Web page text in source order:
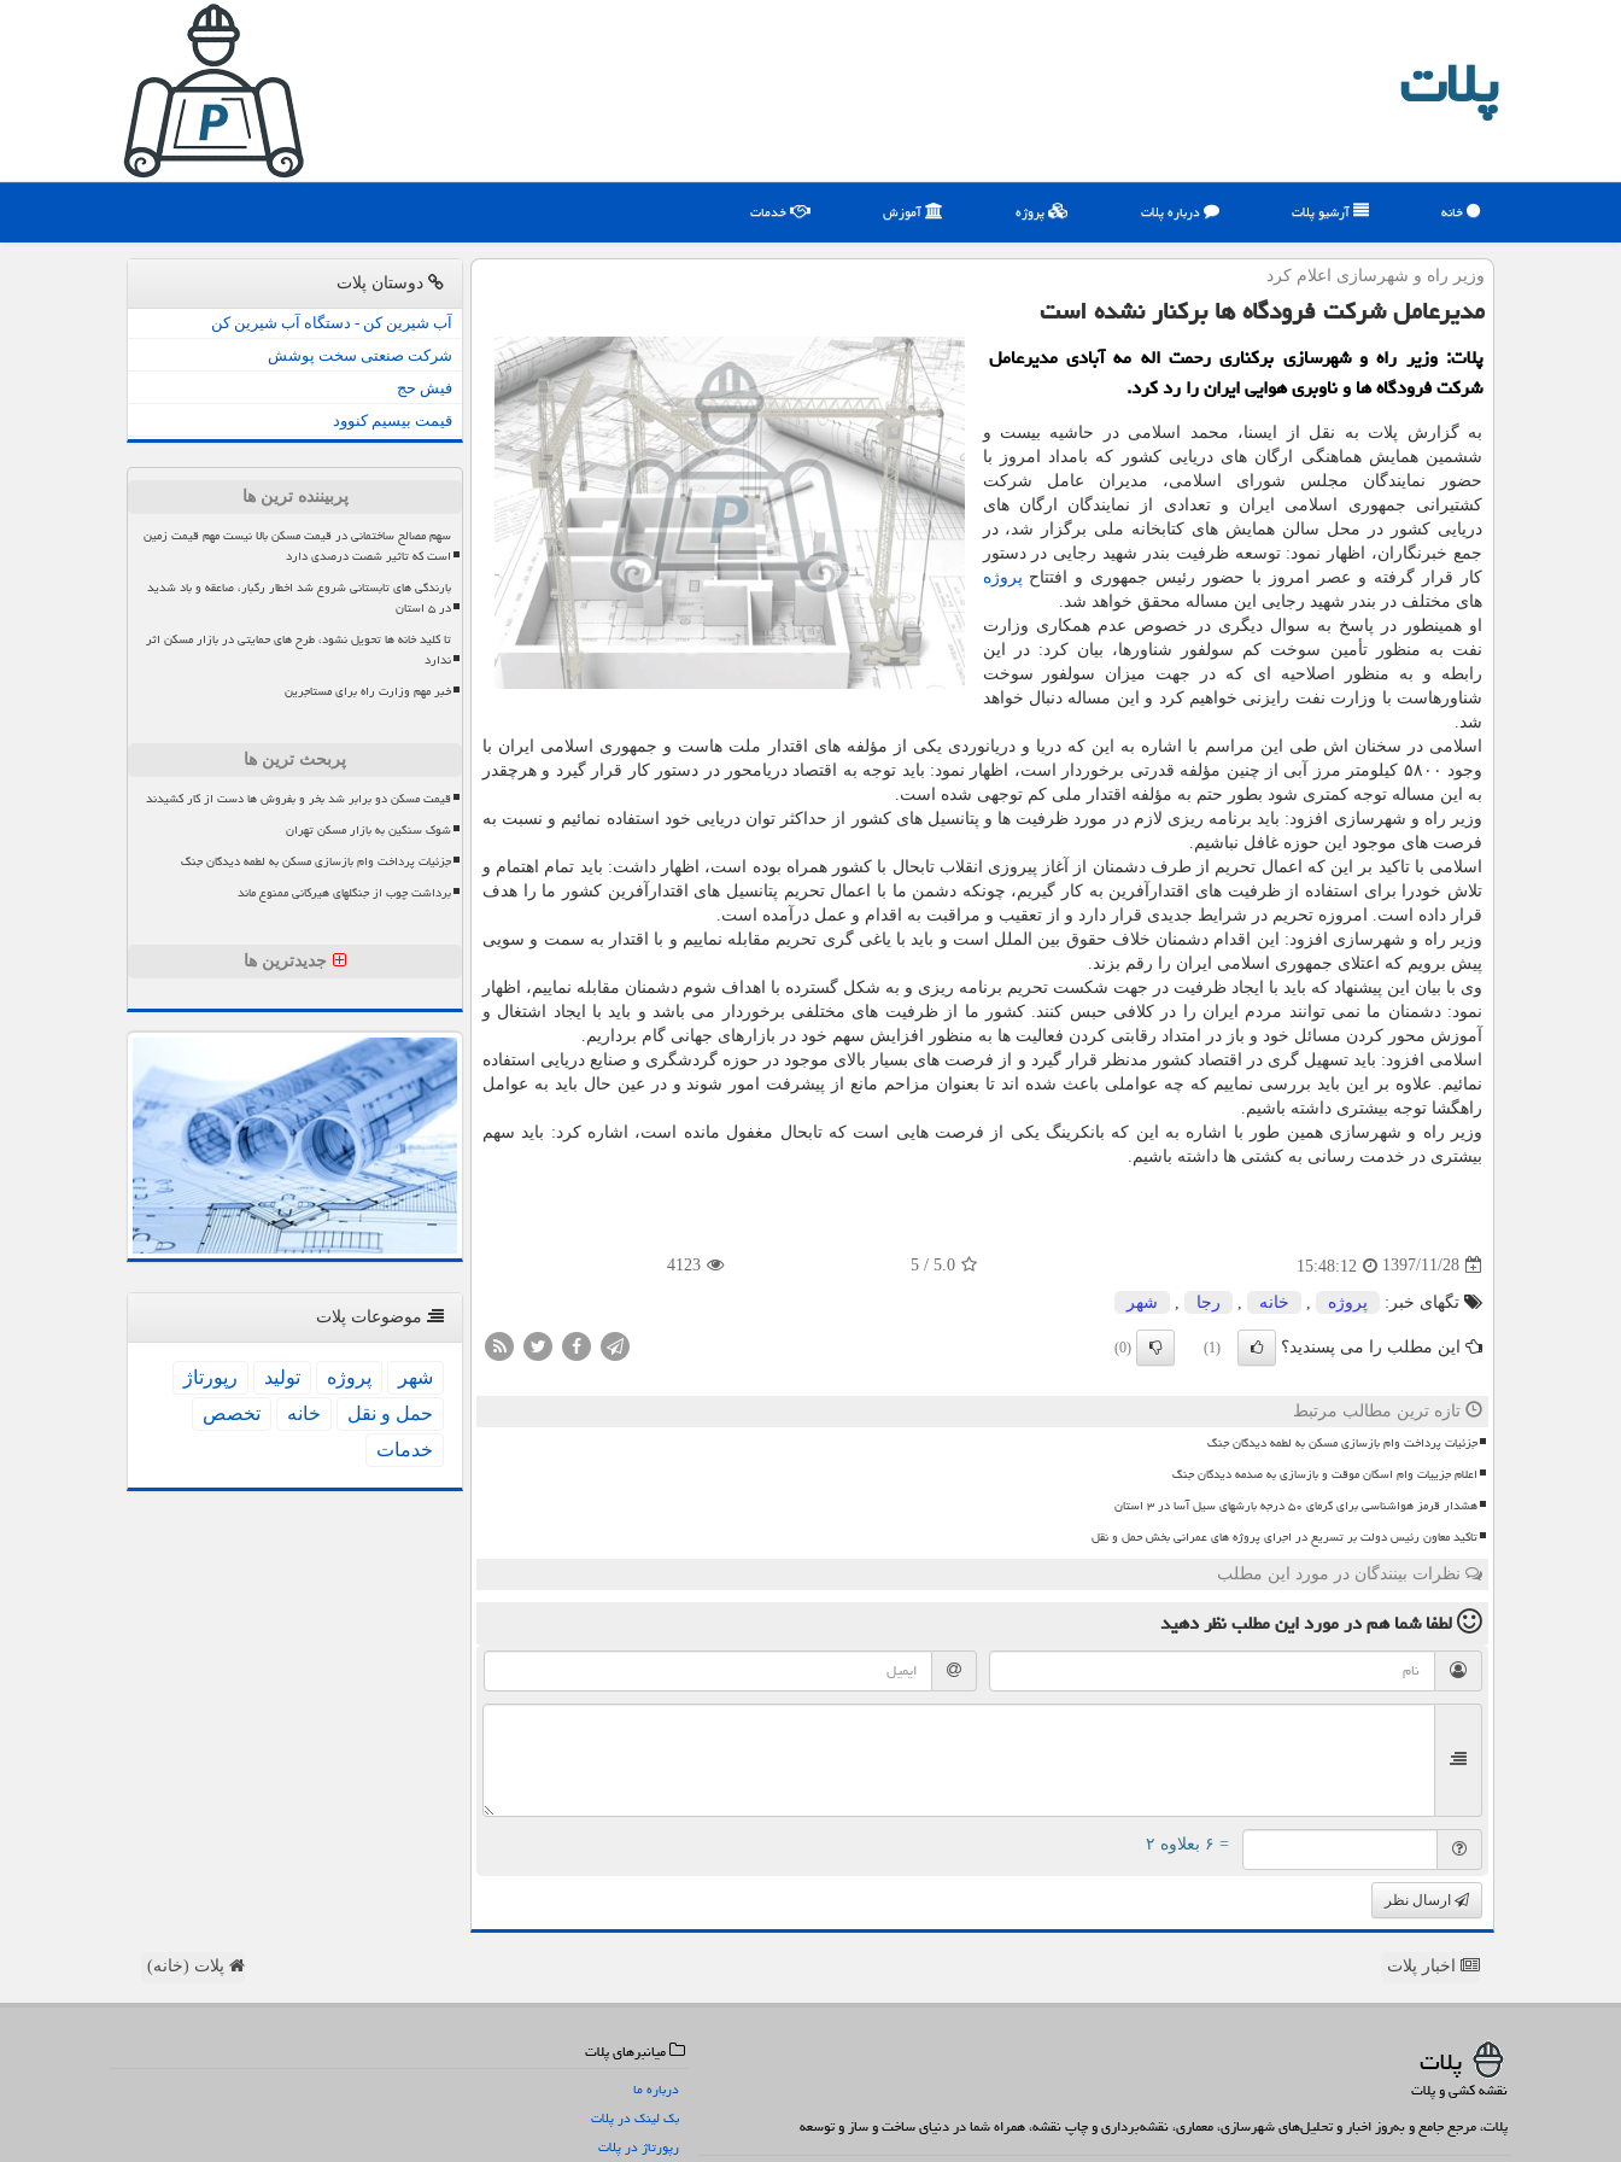
پلات
خانه آرشیو پلات درباره پلات پروژه آموزش خدمات
وزیر راه و شهرسازی اعلام كرد
مدیرعامل شركت فرودگاه ها بركنار نشده است
پلات: وزیر راه و شهرسازی بركناری رحمت اله مه آبادی مدیرعامل
شركت فرودگاه ها و ناوبری هوایی ایران را رد كرد.
به گزارش پلات به نقل از ایسنا، محمد اسلامی در حاشیه بیست و
ششمین همایش هماهنگی ارگان های دریایی كشور كه بامداد امروز با
حضور نمایندگان مجلس شورای اسلامی، مدیران عامل شركت
كشتیرانی جمهوری اسلامی ایران و تعدادی از نمایندگان ارگان های
دریایی كشور در محل سالن همایش های كتابخانه ملی برگزار شد، در
جمع خبرنگاران، اظهار نمود: توسعه ظرفیت بندر شهید رجایی در دستور
كار قرار گرفته و عصر امروز با حضور رئیس جمهوری و افتتاح پروژه
های مختلف در بندر شهید رجایی این مساله محقق خواهد شد.
او همینطور در پاسخ به سوال دیگری در خصوص عدم همكاری وزارت
نفت به منظور تأمین سوخت كم سولفور شناورها، بیان كرد: در این
رابطه و به منظور اصلاحیه ای كه در جهت میزان سولفور سوخت
شناورهاست با وزارت نفت رایزنی خواهیم كرد و این مساله دنبال خواهد
شد.
اسلامی در سخنان اش طی این مراسم با اشاره به این كه دریا و دریانوردی یكی از مؤلفه های اقتدار ملت هاست و جمهوری اسلامی ایران با
وجود ۵۸۰۰ كیلومتر مرز آبی از چنین مؤلفه قدرتی برخوردار است، اظهار نمود: باید توجه به اقتصاد دریامحور در دستور كار قرار گیرد و هرچقدر
به این مساله توجه كمتری شود بطور حتم به مؤلفه اقتدار ملی كم توجهی شده است.
وزیر راه و شهرسازی افزود: باید برنامه ریزی لازم در مورد ظرفیت ها و پتانسیل های كشور از حداكثر توان دریایی خود استفاده نمائیم و نسبت به
فرصت های موجود این حوزه غافل نباشیم.
اسلامی با تاكید بر این كه اعمال تحریم از طرف دشمنان از آغاز پیروزی انقلاب تابحال با كشور همراه بوده است، اظهار داشت: باید تمام اهتمام و
تلاش خودرا برای استفاده از ظرفیت های اقتدارآفرین به كار گیریم، چونكه دشمن ما با اعمال تحریم پتانسیل های اقتدارآفرین كشور ما را هدف
قرار داده است. امروزه تحریم در شرایط جدیدی قرار دارد و از تعقیب و مراقبت به اقدام و عمل درآمده است.
وزیر راه و شهرسازی افزود: این اقدام دشمنان خلاف حقوق بین الملل است و باید با یاغی گری تحریم مقابله نماییم و با اقتدار به سمت و سویی
پیش برویم كه اعتلای جمهوری اسلامی ایران را رقم بزند.
وی با بیان این پیشنهاد كه باید با ایجاد ظرفیت در جهت شكست تحریم برنامه ریزی و به شكل گسترده با اهداف شوم دشمنان مقابله نماییم، اظهار
نمود: دشمنان ما نمی توانند مردم ایران را در كلافی حبس كنند. كشور ما از ظرفیت های مختلفی برخوردار می باشد و باید با ایجاد اشتغال و
آموزش محور كردن مسائل خود و باز در امتداد رقابتی كردن فعالیت ها به منظور افزایش سهم خود در بازارهای جهانی گام برداریم.
اسلامی افزود: باید تسهیل گری در اقتصاد كشور مدنظر قرار گیرد و از فرصت های بسیار بالای موجود در حوزه گردشگری و صنایع دریایی استفاده
نمائیم. علاوه بر این باید بررسی نماییم كه چه عواملی باعث شده اند تا بعنوان مزاحم مانع از پیشرفت امور شوند و در عین حال باید به عوامل
راهگشا توجه بیشتری داشته باشیم.
وزیر راه و شهرسازی همین طور با اشاره به این كه بانكرینگ یكی از فرصت هایی است كه تابحال مغفول مانده است، اشاره كرد: باید سهم
بیشتری در خدمت رسانی به كشتی ها داشته باشیم.
1397/11/28
15:48:12
5.0
/
5
4123
تگهای خبر: پروژه خانه رجا شهر
این مطلب را می پسندید؟ (1)
(0)
تازه ترین مطالب مرتبط
جزئیات پرداخت وام بازسازی مسکن به لطمه دیدگان جنگ
اعلام جزییات وام اسکان موقت و بازسازی به صدمه دیدگان جنگ
هشدار قرمز هواشناسی برای گرمای ۵۰ درجه بارشهای سیل آسا در ۳ استان
تاکید معاون رئیس دولت بر تسریع در اجرای پروژه های عمرانی بخش حمل و نقل
نظرات بینندگان در مورد این مطلب
لطفا شما همدر مورد این مطلبنظر دهید
= ۶ بعلاوه ۲
ارسال نظر
دوستان پلات
آب شیرین کن - دستگاه آب شیرین کن
شرکت صنعتی سخت پوشش
فیش حج
قیمت بیسیم کنوود
پربیننده ترین ها
سهم مصالح ساختمانی در قیمت مسکن بالا نیست مهم قیمت زمین
است که تاثیر شصت درصدی دارد
بارندگی های تابستانی شروع شد اخطار رگبار، صاعقه و باد شدید
در ۵ استان
تا کلید خانه ها تحویل نشود، طرح های حمایتی در بازار مسکن اثر
ندارد
خبر مهم وزارت راه برای مستاجرین
پربحث ترین ها
قیمت مسکن دو برابر شد بخر و بفروش ها دست از کار کشیدند
شوک سنگین به بازار مسکن تهران
جزئیات پرداخت وام بازسازی مسکن به لطمه دیدگان جنگ
برداشت چوب از جنگلهای هیرکانی ممنوع ماند
جدیدترین ها
موضوعات پلات
شهر پروژه تولید
رپورتاژ
حمل و نقل
خانه
تخصص
خدمات
اخبار پلات پلات (خانه)
پلات
نقشه کشی و پلات
پلات، مرجع جامع و به‌روز اخبار و تحلیل‌های شهرسازی، معماری، نقشه‌برداری و چاپ نقشه، همراه شما در دنیای ساخت و ساز و توسعه
میانبرهای پلات
درباره ما
بک لینک در پلات
رپورتاژ در پلات